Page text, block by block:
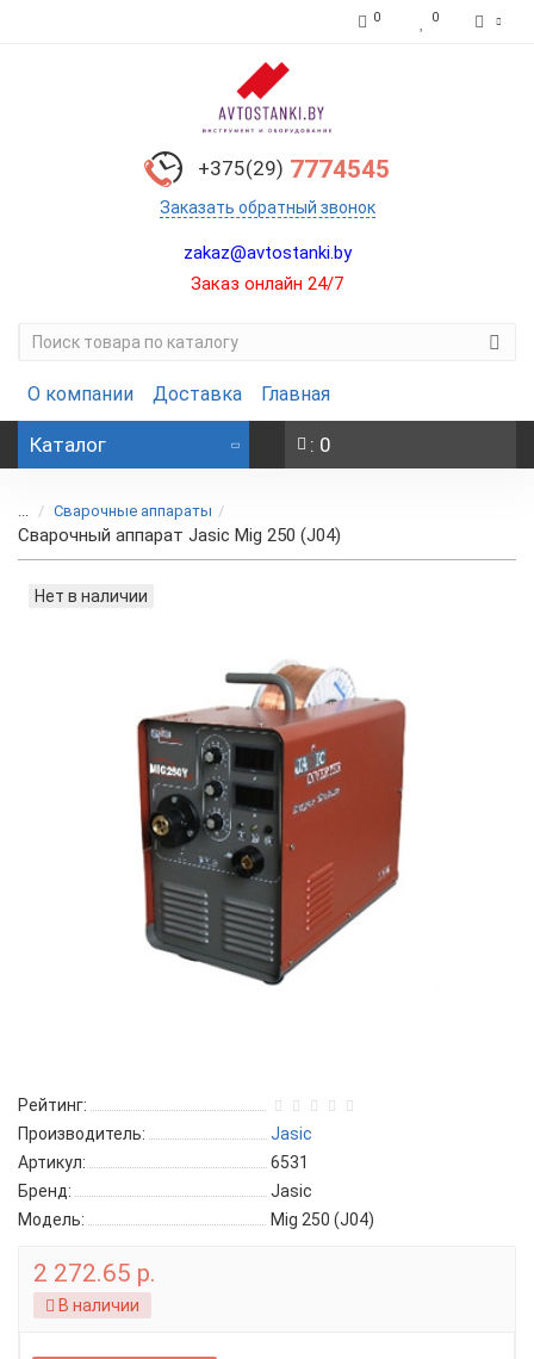
0 0
+375(29) 7774545
Заказать обратный звонок
zakaz@avtostanki.by
Заказ онлайн 24/7
О компании Доставка Главная
Каталог : 0
... Сварочные аппараты
Сварочный аппарат Jasic Mig 250 (J04)
Нет в наличии
Рейтинг:
Производитель:
Jasic
Артикул:
6531
Бренд:
Jasic
Модель:
Mig 250 (J04)
2 272.65 р.
В наличии